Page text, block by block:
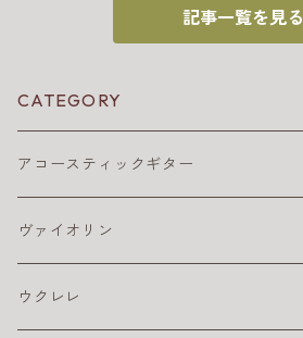
記事一覧を見る
CATEGORY
アコースティックギター
アコギ アクセサリ
アコギ チューナー
アコギ アンプ
ヴァイオリン
バイオリン弦
ウクレレ